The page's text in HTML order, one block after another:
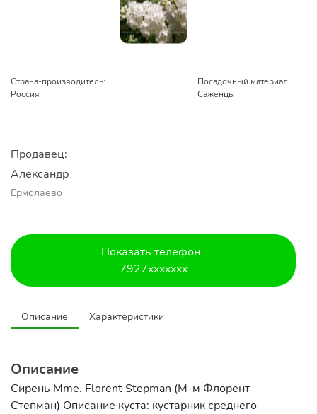
Страна-производитель:
Россия
Посадочный материал:
Саженцы
Продавец:
Александр
Ермолаево
Показать телефон
7927xxxxxxx
Описание Характеристики
Описание
Сирень Mme. Florent Stepman (М-м Флорент
Степман) Описание куста: кустарник среднего